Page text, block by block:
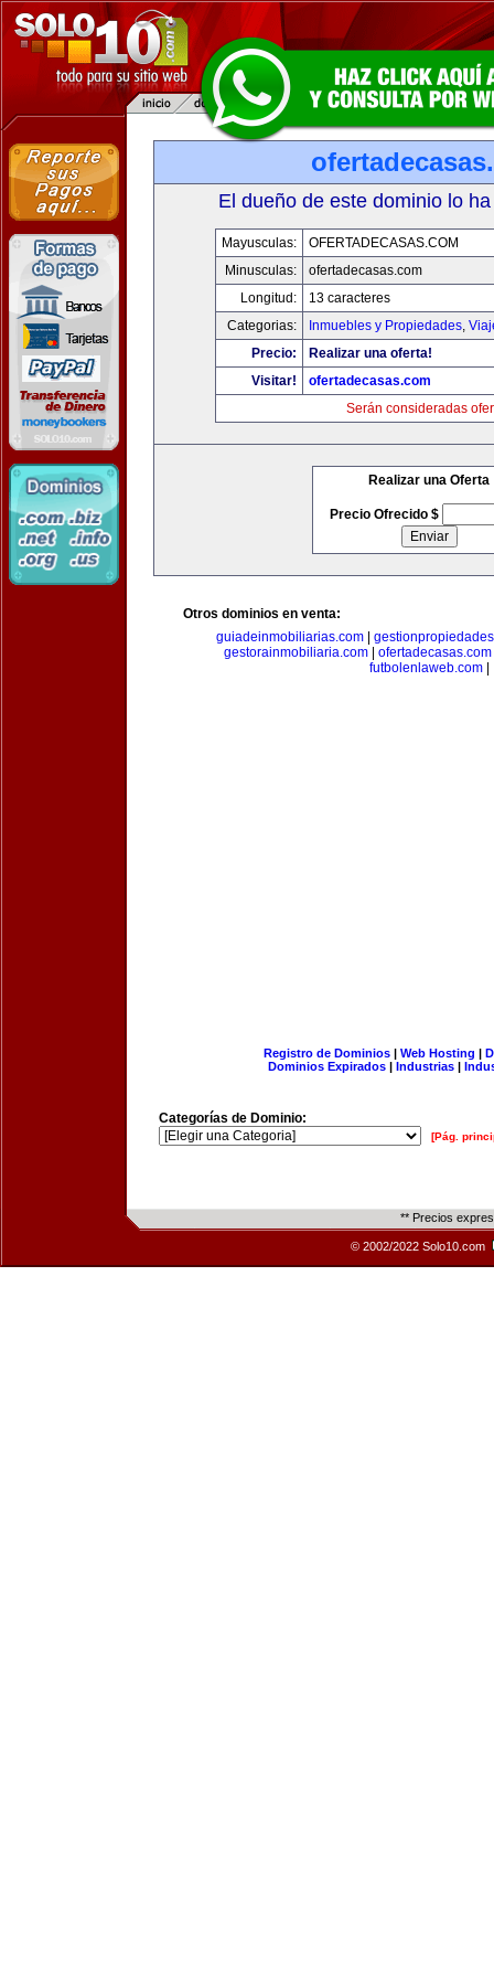
El dueño de este dominio lo
Mayusculas:
OFERTADECASAS.COM
Minusculas:
ofertadecasas.com
Longitud:
13 caracteres
Categorias:
Inmuebles y Propiedades,
Precio:
Realizar una oferta!
Visitar!
ofertadecasas.com
Serán consideradas
Realizar una Oferta
Precio Ofrecido $
Otros dominios en venta:
guiadeinmobiliarias.com|
gestorainmobiliaria.com| ofertadecasas.com
futbolenlaweb.com|
Registro de Dominios| Web Hosting |
Dominios Expirados | Industrias |
Categorías de Dominio:
[Pág.
** Precios
© 2002/2022 Solo10.com